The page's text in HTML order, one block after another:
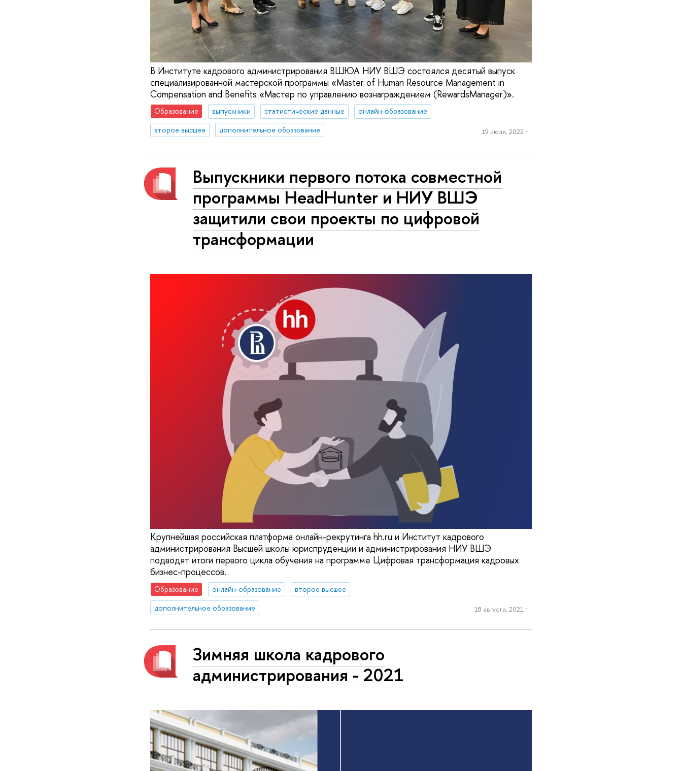
В Институте кадрового администрирования ВШЮА НИУ ВШЭ состоялся десятый выпуск
специализированной мастерской программы «Master of Human Resource Management in
Compensation and Benefits «Мастер по управлению вознаграждением (RewardsManager)».
Образование выпускники статистические данные
онлайн-образование
второе высшее
дополнительное образование 19 июля, 2022 г.
Выпускники первого потока совместной
программы HeadHunter и НИУ ВШЭ
защитили свои проекты по цифровой
трансформации
Крупнейшая российская платформа онлайн-рекрутинга hh.ru и Институт кадрового
администрирования Высшей школы юриспруденции и администрирования НИУ ВШЭ
подводят итоги первого цикла обучения на программе Цифровая трансформация кадровых
бизнес-процессов.
Образование онлайн-образование
второе высшее
дополнительное образование
18 августа, 2021 г.
Зимняя школа кадрового
администрирования - 2021